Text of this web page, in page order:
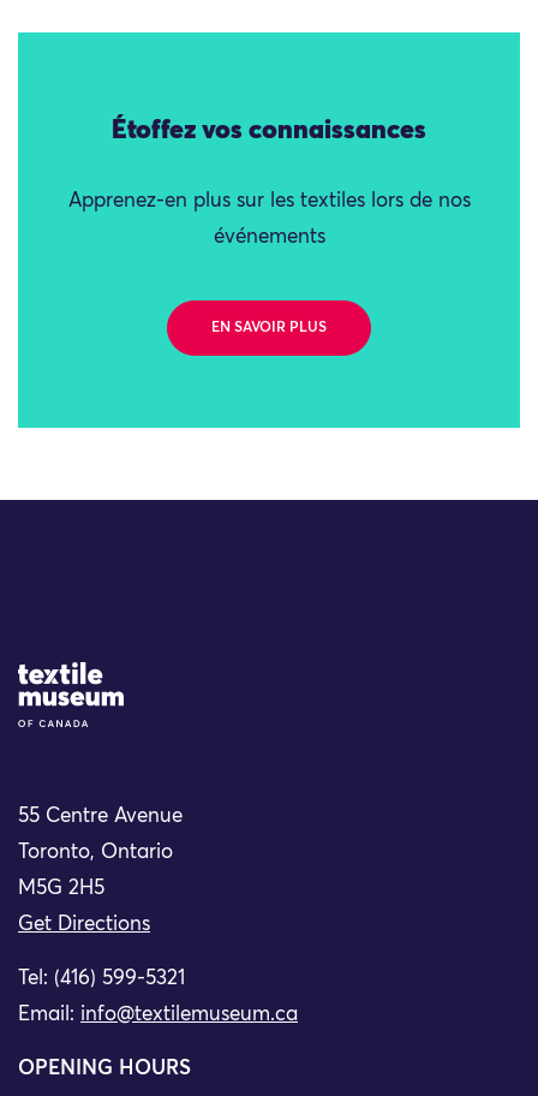
Étoffez vos connaissances
Apprenez-en plus sur les textiles lors de nos
événements
EN SAVOIR PLUS
Site Logo
55 Centre Avenue
Toronto, Ontario
M5G 2H5
Get Directions
Tel: (416) 599-5321
Email: info@textilemuseum.ca
OPENING HOURS